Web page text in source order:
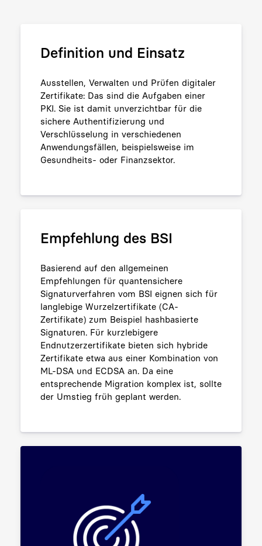
Definition und Einsatz
Ausstellen, Verwalten und Prüfen digitaler
Zertifikate: Das sind die Aufgaben einer
PKI. Sie ist damit unverzichtbar für die
sichere Authentifizierung und
Verschlüsselung in verschiedenen
Anwendungsfällen, beispielsweise im
Gesundheits- oder Finanzsektor.
Empfehlung des BSI
Basierend auf den allgemeinen
Empfehlungen für quantensichere
Signaturverfahren vom BSI eignen sich für
langlebige Wurzelzertifikate (CA-
Zertifikate) zum Beispiel hashbasierte
Signaturen. Für kurzlebigere
Endnutzerzertifikate bieten sich hybride
Zertifikate etwa aus einer Kombination von
ML-DSA und ECDSA an. Da eine
entsprechende Migration komplex ist, sollte
der Umstieg früh geplant werden.